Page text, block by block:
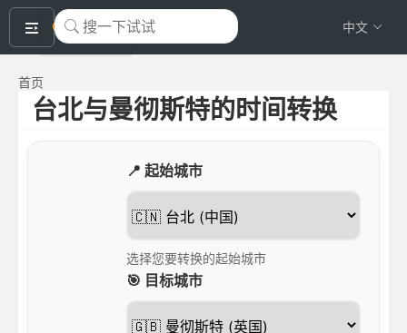
okeyTool 中文
首页
台北与曼彻斯特的时间转换
📍 起始城市
选择您要转换的起始城市
🎯 目标城市